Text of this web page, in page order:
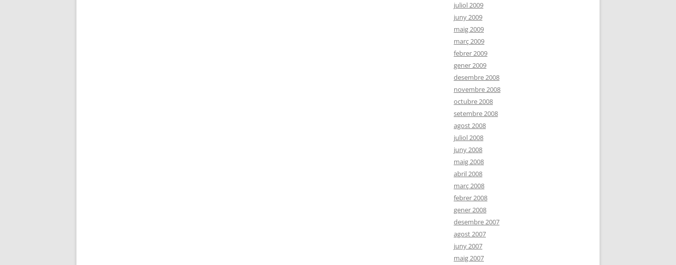
juliol 2009
juny 2009
maig 2009
març 2009
febrer 2009
gener 2009
desembre 2008
novembre 2008
octubre 2008
setembre 2008
agost 2008
juliol 2008
juny 2008
maig 2008
abril 2008
març 2008
febrer 2008
gener 2008
desembre 2007
agost 2007
juny 2007
maig 2007